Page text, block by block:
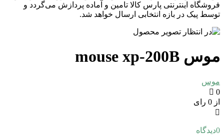
فروشگاه اینترنتی پارس کالا تامین و آماده پردازش می‌گردد و
توسط پیک در بازه انتخابی ارسال خواهد شد.
موس mouse xp-200B
موس
0
از 0 رای
0دیدگاه